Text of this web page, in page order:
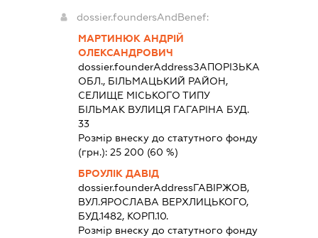
dossier.foundersAndBenef:
МАРТИНЮК АНДРІЙ
ОЛЕКСАНДРОВИЧ
dossier.founderAddressЗАПОРІЗЬКА
ОБЛ., БІЛЬМАЦЬКИЙ РАЙОН,
СЕЛИЩЕ МІСЬКОГО ТИПУ
БІЛЬМАК ВУЛИЦЯ ГАГАРІНА БУД.
33
Розмір внеску до статутного фонду
(грн.):25 200 (60 %)
БРОУЛІК ДАВІД
dossier.founderAddressГАВІРЖОВ,
ВУЛ.ЯРОСЛАВА ВЕРХЛИЦЬКОГО,
БУД.1482, КОРП.10.
Розмір внеску до статутного фонду